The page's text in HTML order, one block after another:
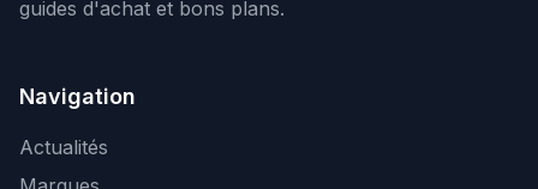
guides d'achat et bons plans.
Navigation
Actualités